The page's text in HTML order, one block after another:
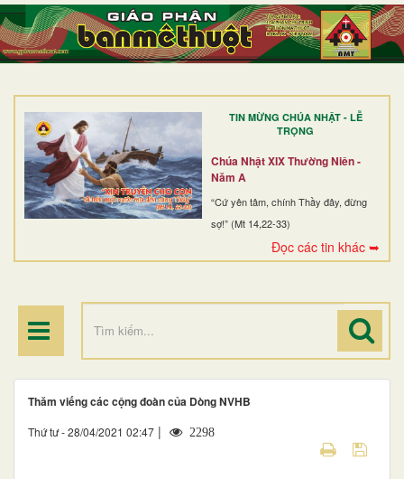
TIN MỪNG CHÚA NHẬT - LỄ
TRỌNG
Chúa Nhật XIX Thường Niên -
Năm A
“Cứ yên tâm, chính Thầy đây, đừng
sợ!” (Mt 14,22-33)
Đọc các tin khác ➥
TRANG NHẤT
GIỚI THIỆU
DÒNG TU
BAN MỤC VỤ
ĐOÀN THỂ CG
ĐIỂM HÀNH HƯƠNG
Thăm viếng các cộng đoàn của Dòng NVHB
Thứ tư - 28/04/2021 02:47 | 2298